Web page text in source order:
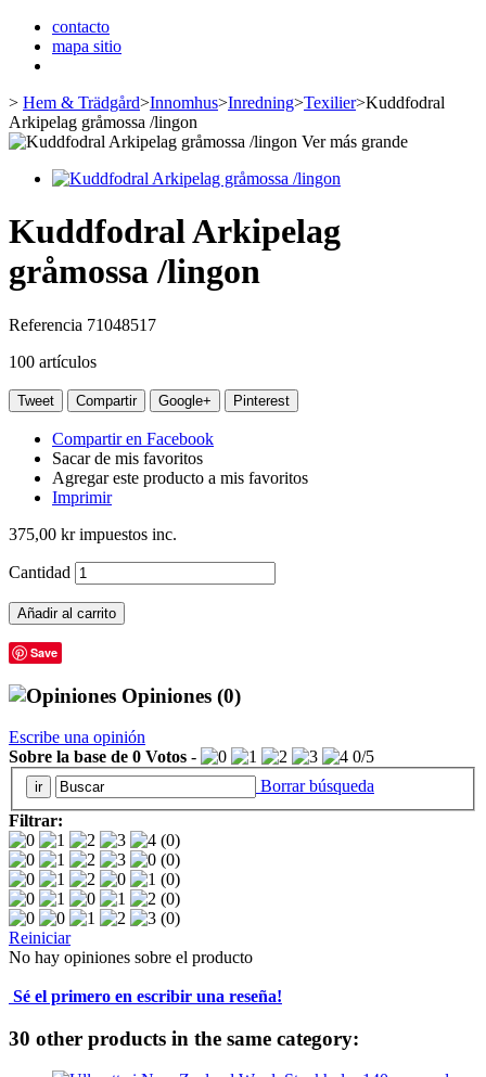
contacto
mapa sitio
> Hem & Trädgård>Innomhus>Inredning>Texilier>Kuddfodral
Arkipelag gråmossa /lingon
Ver más grande
Kuddfodral Arkipelag
gråmossa /lingon
Referencia 71048517
100 artículos
Tweet Compartir Google+ Pinterest
Compartir en Facebook
Sacar de mis favoritos
Agregar este producto a mis favoritos
Imprimir
375,00 krimpuestos inc.
Cantidad
Añadir al carrito
Save
Opiniones (0)
Escribe una opinión
Sobre la base de 0 Votos - 0/5
Borrar búsqueda
Filtrar:
(0)
(0)
(0)
(0)
(0)
Reiniciar
No hay opiniones sobre el producto
Sé el primero en escribir una reseña!
30 other products in the same category: